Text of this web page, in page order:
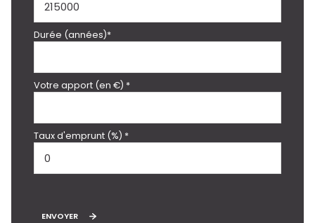
Durée (années)*
Votre apport (en €) *
Taux d'emprunt (%) *
ENVOYER